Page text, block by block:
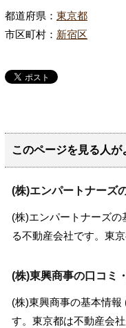
都道府県： 東京都
市区町村： 新宿区
このページを見る人
(株)エンパートナーズ
(株)エンパートナーズ
る不動産会社です。東
(株)東興商事の口コミ
(株)東興商事の基本情
す。東京都は不動産会